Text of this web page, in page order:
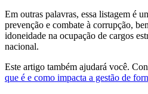
Em outras palavras, essa listagem é
prevenção e combate à corrupção,
idoneidade na ocupação de cargos
nacional.
Este artigo também ajudará você.
que é e como impacta a gestão de